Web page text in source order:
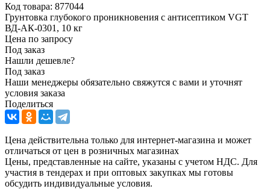
Код товара: 877044
Грунтовка глубокого проникновения с антисептиком VGT
ВД-АК-0301, 10 кг
Цена по запросу
Под заказ
Нашли дешевле?
Под заказ
Наши менеджеры обязательно свяжутся с вами и уточнят
условия заказа
Поделиться
Цена действительна только для интернет-магазина и может
отличаться от цен в розничных магазинах
Цены, представленные на сайте, указаны с учетом НДС. Для
участия в тендерах и при оптовых закупках мы готовы
обсудить индивидуальные условия.